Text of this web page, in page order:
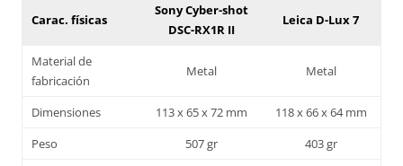
Carac. físicas
Sony Cyber-shot
DSC-RX1R II
Leica D-Lux 7
Material de
fabricación
Metal Metal
Dimensiones 113 x 65 x 72 mm
118 x 66 x 64 mm
Peso
507 gr
403 gr